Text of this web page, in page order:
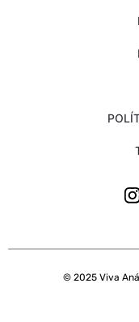
© 2025 Viva